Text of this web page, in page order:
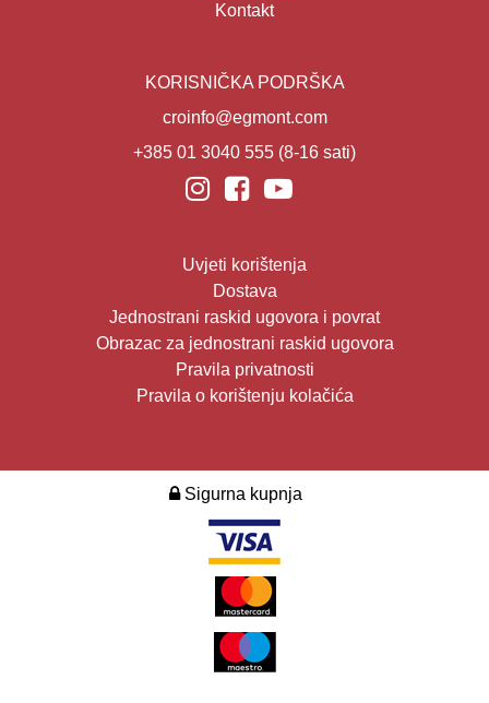
Kontakt
KORISNIČKA PODRŠKA
croinfo@egmont.com
+385 01 3040 555 (8-16 sati)
Uvjeti korištenja
Dostava
Jednostrani raskid ugovora i povrat
Obrazac za jednostrani raskid ugovora
Pravila privatnosti
Pravila o korištenju kolačića
Sigurna kupnja